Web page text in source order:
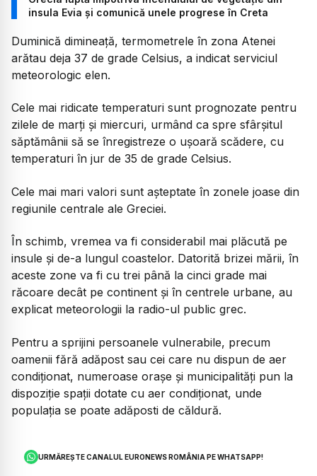
insula Evia și comunică unele progrese în Creta
Duminică dimineață, termometrele în zona Atenei
arătau deja 37 de grade Celsius, a indicat serviciul
meteorologic elen.
Cele mai ridicate temperaturi sunt prognozate pentru
zilele de marți și miercuri, urmând ca spre sfârșitul
săptămânii să se înregistreze o ușoară scădere, cu
temperaturi în jur de 35 de grade Celsius.
Cele mai mari valori sunt așteptate în zonele joase din
regiunile centrale ale Greciei.
În schimb, vremea va fi considerabil mai plăcută pe
insule și de-a lungul coastelor. Datorită brizei mării, în
aceste zone va fi cu trei până la cinci grade mai
răcoare decât pe continent și în centrele urbane, au
explicat meteorologii la radio-ul public grec.
Pentru a sprijini persoanele vulnerabile, precum
oamenii fără adăpost sau cei care nu dispun de aer
condiționat, numeroase orașe și municipalități pun la
dispoziție spații dotate cu aer condiționat, unde
populația se poate adăposti de căldură.
URMĂREȘTE CANALUL EURONEWS ROMÂNIA PE WHATSAPP!